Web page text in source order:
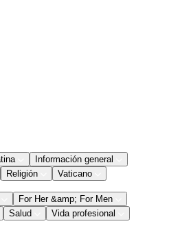
Información general
Religión Vaticano
For Her &amp; For Men
Salud Vida profesional